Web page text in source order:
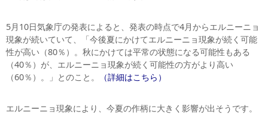
5月10日気象庁の発表によると、発表の時点で4月からエルニーニョ
現象が続いていて、「今後夏にかけてエルニーニョ現象が続く可能
性が高い（80％）。秋にかけては平常の状態になる可能性もある
（40％）が、エルニーニョ現象が続く可能性の方がより高い
（60％）。」とのこと。
（詳細はこちら）
エルニーニョ現象により、今夏の作柄に大きく影響が出そうです。